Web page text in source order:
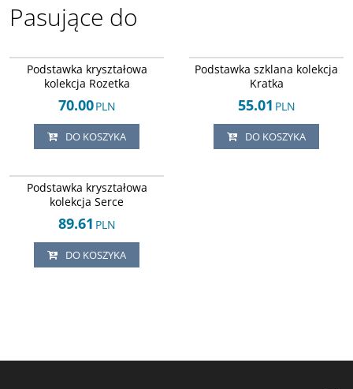
Pasujące do
Podstawka kryształowa
kolekcja Rozetka
70.00PLN
DO KOSZYKA
Podstawka szklana kolekcja
Kratka
55.01 PLN
DO KOSZYKA
Podstawka kryształowa
kolekcja Serce
89.61 PLN
DO KOSZYKA